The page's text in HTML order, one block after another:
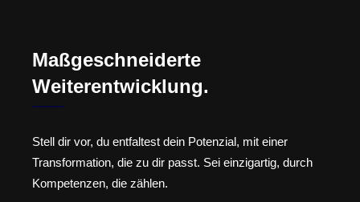
Maßgeschneiderte
Weiterentwicklung.
Stell dir vor, du entfaltest dein Potenzial, mit einer
Transformation, die zu dir passt. Sei einzigartig, durch
Kompetenzen, die zählen.